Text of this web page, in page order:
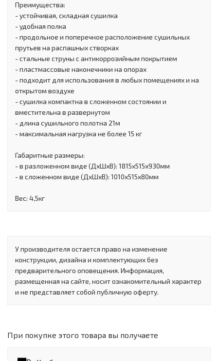
Преимущества:
- устойчивая, складная сушилка
- удобная полка
- продольное и поперечное расположение сушильных
прутьев на распашных створках
- стальные струны с антикоррозийным покрытием
- пластмассовые наконечники на опорах
- подходит для использования в любых помещениях и на
открытом воздухе
- сушилка компактна в сложенном состоянии и
вместительна в развернутом
- длина сушильного полотна 21м
- максимальная нагрузка не более 15 кг
Габаритные размеры:
- в разложенном виде (ДхШхВ): 1815х515х930мм
- в сложенном виде (ДхШхВ): 1010х515х80мм
Вес: 4,5кг
У производителя остается право на изменение
конструкции, дизайна и комплектующих без
предварительного оповещения. Информация,
размещенная на сайте, носит ознакомительный характер
и не представляет собой публичную оферту.
При покупке этого товара вы получаете